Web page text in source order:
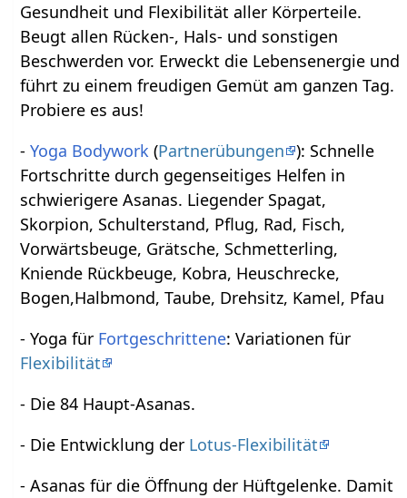
Gesundheit und Flexibilität aller Körperteile.
Beugt allen Rücken-, Hals- und sonstigen
Beschwerden vor. Erweckt die Lebensenergie und
führt zu einem freudigen Gemüt am ganzen Tag.
Probiere es aus!
-Yoga Bodywork (Partnerübungen ): Schnelle
Fortschritte durch gegenseitiges Helfen in
schwierigere Asanas. Liegender Spagat,
Skorpion, Schulterstand, Pflug, Rad, Fisch,
Vorwärtsbeuge, Grätsche, Schmetterling,
Kniende Rückbeuge, Kobra, Heuschrecke,
Bogen,Halbmond, Taube, Drehsitz, Kamel, Pfau
- Yoga für Fortgeschrittene: Variationen für
Flexibilität
- Die 84 Haupt-Asanas.
- Die Entwicklung der Lotus-Flexibilität
- Asanas für die Öffnung der Hüftgelenke. Damit